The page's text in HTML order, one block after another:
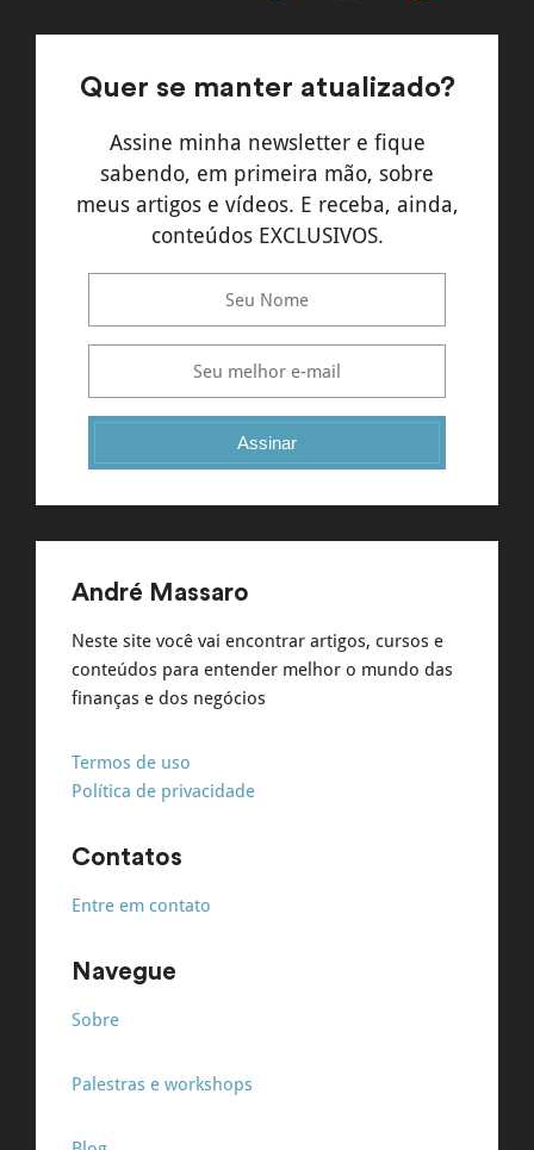
Quer se manter atualizado?
Assine minha newsletter e fique
sabendo, em primeira mão, sobre
meus artigos e vídeos. E receba, ainda,
conteúdos EXCLUSIVOS.
Assinar
André Massaro
Neste site você vai encontrar artigos, cursos e
conteúdos para entender melhor o mundo das
finanças e dos negócios
Termos de uso
Política de privacidade
Contatos
Entre em contato
Navegue
Sobre
Palestras e workshops